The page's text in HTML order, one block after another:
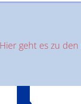
geht es zu den